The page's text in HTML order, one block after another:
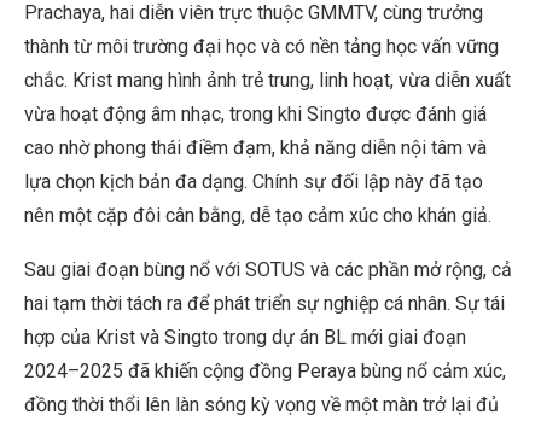
Prachaya, hai diễn viên trực thuộc GMMTV, cùng trưởng
thành từ môi trường đại học và có nền tảng học vấn vững
chắc. Krist mang hình ảnh trẻ trung, linh hoạt, vừa diễn xuất
vừa hoạt động âm nhạc, trong khi Singto được đánh giá
cao nhờ phong thái điềm đạm, khả năng diễn nội tâm và
lựa chọn kịch bản đa dạng. Chính sự đối lập này đã tạo
nên một cặp đôi cân bằng, dễ tạo cảm xúc cho khán giả.
Sau giai đoạn bùng nổ với SOTUS và các phần mở rộng, cả
hai tạm thời tách ra để phát triển sự nghiệp cá nhân. Sự tái
hợp của Krist và Singto trong dự án BL mới giai đoạn
2024–2025 đã khiến cộng đồng Peraya bùng nổ cảm xúc,
đồng thời thổi lên làn sóng kỳ vọng về một màn trở lại đủ